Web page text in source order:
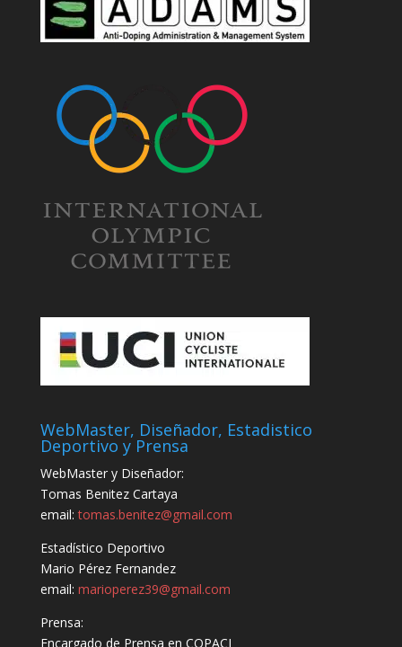
WebMaster, Diseñador, Estadistico
Deportivo y Prensa
WebMaster y Diseñador:
Tomas Benitez Cartaya
email:tomas.benitez@gmail.com
Estadístico Deportivo
Mario Pérez Fernandez
email: marioperez39@gmail.com
Prensa:
Encargado de Prensa en COPACI